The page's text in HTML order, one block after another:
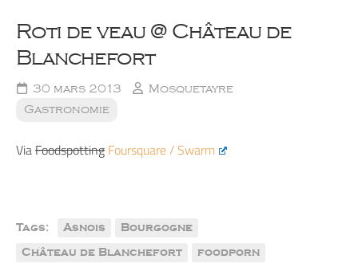
Roti de veau @ Château de
Blanchefort
30 mars 2013
Mosquetayre
Gastronomie
ViaFoodspotting Foursquare / Swarm
Tags: Asnois
Bourgogne
Château de Blanchefort
foodporn